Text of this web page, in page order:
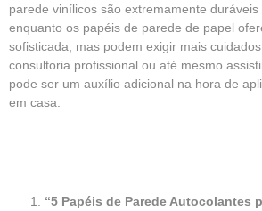
parede vinílicos são extremamente duráveis
enquanto os papéis de parede de papel
sofisticada, mas podem exigir mais
consultoria profissional ou até mesmo
pode ser um auxílio adicional na hora de
em casa.
“5 Papéis de Parede Autocolantes